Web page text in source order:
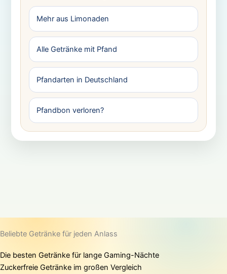
Mehr aus Limonaden
Alle Getränke mit Pfand
Pfandarten in Deutschland
Pfandbon verloren?
Beliebte Getränke für jeden Anlass
Die besten Getränke für lange Gaming-Nächte
Zuckerfreie Getränke im großen Vergleich